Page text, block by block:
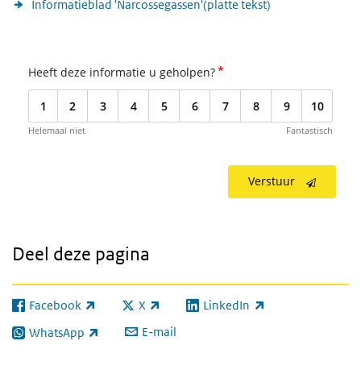
Informatieblad 'Narcossegassen'(platte tekst)
Heeft deze informatie u geholpen?*
1 2 3 4 5 6 7 8 9 10
Helemaal niet Fantastisch
Verstuur
Deel deze pagina
Facebook
(externe link) X
(externe link) LinkedIn
(externe link)
WhatsApp
(externe link) E-mail